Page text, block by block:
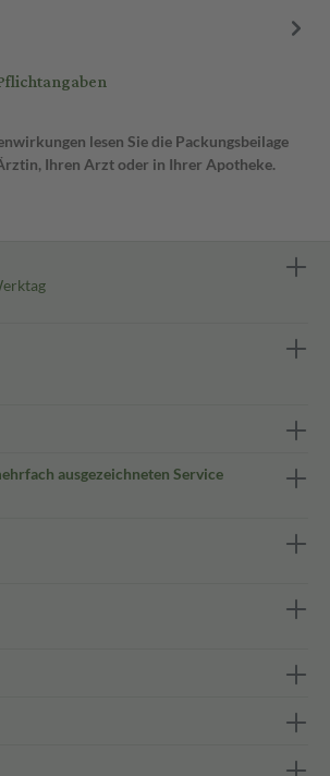
lesen Sie die Packungsbeilage
Ihren Arzt oder in Ihrer Apotheke.
ausgezeichneten Service